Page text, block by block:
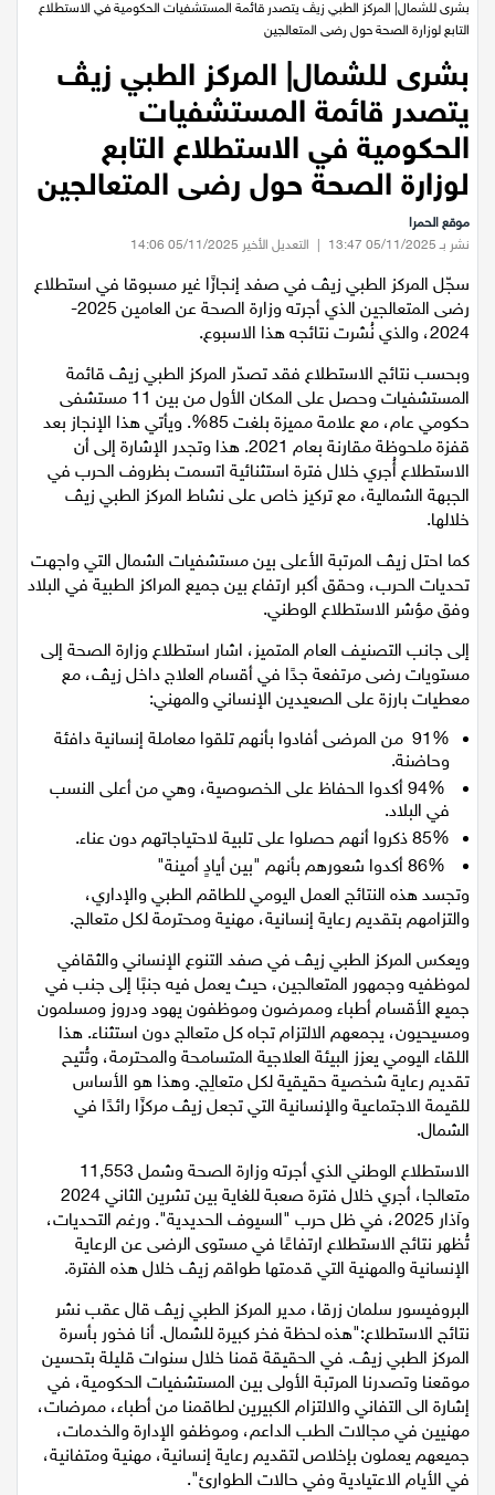
عيلبون
دير حنا
سخنين
عرابة
اخبار عالمية
رياضة
رياضة محلية
رياضة عالمية
تقارير خاصة
مقالات
مطبخ
صحة وطب
مجلة الحمرا
جمال وازياء
تكنولوجيا
فن
ستوديو انتخابات 2022
الرئيسية / اخبار محلية
/
بشرى للشمال| المركز الطبي زيڤ يتصدر قائمة المستشفيات الحكومية في الاستطلاع
بشرى للشمال| المركز الطبي زيڤ
يتصدر قائمة المستشفيات
الحكومية في الاستطلاع التابع
لوزارة الصحة حول رضى المتعالجين
موقع الحمرا
سجّل المركز الطبي زيڤ في صفد إنجازًا غير مسبوقا في استطلاع
وبحسب نتائج الاستطلاع فقد تصدّر المركز الطبي زيڤ قائمة
المستشفيات وحصل على المكان الأول من بين 11 مستشفى
حكومي عام، مع علامة مميزة بلغت 85%. ويأتي هذا الإنجاز بعد
قفزة ملحوظة مقارنة بعام 2021. هذا وتجدر الإشارة إلى أن
الاستطلاع أُجري خلال فترة استثنائية اتسمت بظروف الحرب في
الجبهة الشمالية، مع تركيز خاص على نشاط المركز الطبي زيڤ
كما احتل زيڤ المرتبة الأعلى بين مستشفيات الشمال التي واجهت
تحديات الحرب، وحقق أكبر ارتفاع بين جميع المراكز الطبية في البلاد
إلى جانب التصنيف العام المتميز، اشار استطلاع وزارة الصحة إلى
مستويات رضى مرتفعة جدًا في أقسام العلاج داخل زيڤ، مع
91% من المرضى أفادوا بأنهم تلقوا معاملة إنسانية دافئة
وحاضنة.
94% أكدوا الحفاظ على الخصوصية، وهي من أعلى النسب
في البلاد.
85% ذكروا أنهم حصلوا على تلبية لاحتياجاتهم دون عناء.
86% أكدوا شعورهم بأنهم "بين أيادٍ أمينة"
وتجسد هذه النتائج العمل اليومي للطاقم الطبي والإداري،
ويعكس المركز الطبي زيڤ في صفد التنوع الإنساني والثقافي
لموظفيه وجمهور المتعالجين، حيث يعمل فيه جنبًا إلى جنب في
جميع الأقسام أطباء وممرضون وموظفون يهود ودروز ومسلمون
ومسيحيون، يجمعهم الالتزام تجاه كل متعالج دون استثناء. هذا
اللقاء اليومي يعزز البيئة العلاجية المتسامحة والمحترمة، وتُتيح
تقديم رعاية شخصية حقيقية لكل متعالِج. وهذا هو الأساس
للقيمة الاجتماعية والإنسانية التي تجعل زيڤ مركزًا رائدًا في
الاستطلاع الوطني الذي أجرته وزارة الصحة وشمل 11,553
متعالجا، أجري خلال فترة صعبة للغاية بين تشرين الثاني 2024
وآذار 2025، في ظل حرب "السيوف الحديدية". ورغم التحديات،
تُظهر نتائج الاستطلاع ارتفاعًا في مستوى الرضى عن الرعاية
البروفيسور سلمان زرقا، مدير المركز الطبي زيڤ قال عقب نشر
نتائج الاستطلاع:"هذه لحظة فخر كبيرة للشمال. أنا فخور بأسرة
المركز الطبي زيڤ. في الحقيقة قمنا خلال سنوات قليلة بتحسين
موقعنا وتصدرنا المرتبة الأولى بين المستشفيات الحكومية، في
إشارة الى التفاني والالتزام الكبيرين لطاقمنا من أطباء، ممرضات،
مهنيين في مجالات الطب الداعم، وموظفو الإدارة والخدمات،
جميعهم يعملون بإخلاص لتقديم رعاية إنسانية، مهنية ومتفانية،